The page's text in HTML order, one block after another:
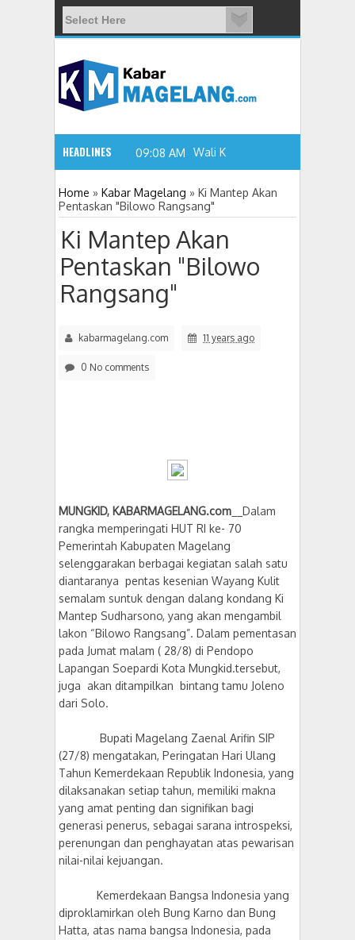
HEADLINES
09:08 AM Wali Kota Magelang: W
Home » Kabar Magelang » Ki Mantep Akan
Pentaskan "Bilowo Rangsang"
Ki Mantep Akan
Pentaskan "Bilowo
Rangsang"
kabarmagelang.com 11 years ago
0 No comments
MUNGKID, KABARMAGELANG.com __Dalam
rangka memperingati HUT RI ke- 70
Pemerintah Kabupaten Magelang
selenggarakan berbagai kegiatan salah satu
diantaranya pentas kesenian Wayang Kulit
semalam suntuk dengan dalang kondang Ki
Mantep Sudharsono, yang akan mengambil
lakon “Bilowo Rangsang”. Dalam pementasan
pada Jumat malam ( 28/8) di Pendopo
Lapangan Soepardi Kota Mungkid.tersebut,
juga akan ditampilkan bintang tamu Joleno
dari Solo.
Bupati Magelang Zaenal Arifin SIP
(27/8) mengatakan, Peringatan Hari Ulang
Tahun Kemerdekaan Republik Indonesia, yang
dilaksanakan setiap tahun, memiliki makna
yang amat penting dan signifikan bagi
generasi penerus, sebagai sarana introspeksi,
perenungan dan penghayatan atas pewarisan
nilai-nilai kejuangan.
Kemerdekaan Bangsa Indonesia yang
diproklamirkan oleh Bung Karno dan Bung
Hatta, atas nama bangsa Indonesia, pada